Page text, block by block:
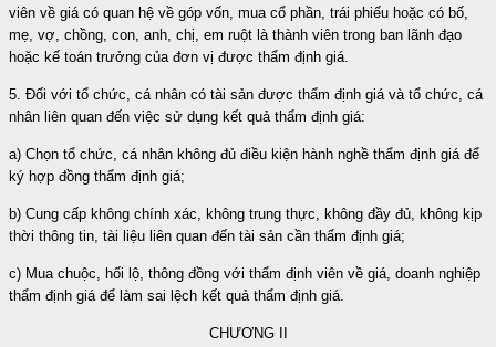
viên về giá có quan hệ về góp vốn, mua cổ phần, trái phiếu hoặc có bố,
mẹ, vợ, chồng, con, anh, chị, em ruột là thành viên trong ban lãnh đạo
hoặc kế toán trưởng của đơn vị được thẩm định giá.
5. Đối với tổ chức, cá nhân có tài sản được thẩm định giá và tổ chức, cá
nhân liên quan đến việc sử dụng kết quả thẩm định giá:
a) Chọn tổ chức, cá nhân không đủ điều kiện hành nghề thẩm định giá để
ký hợp đồng thẩm định giá;
b) Cung cấp không chính xác, không trung thực, không đầy đủ, không kịp
thời thông tin, tài liệu liên quan đến tài sản cần thẩm định giá;
c) Mua chuộc, hối lộ, thông đồng với thẩm định viên về giá, doanh nghiệp
thẩm định giá để làm sai lệch kết quả thẩm định giá.
CHƯƠNG II